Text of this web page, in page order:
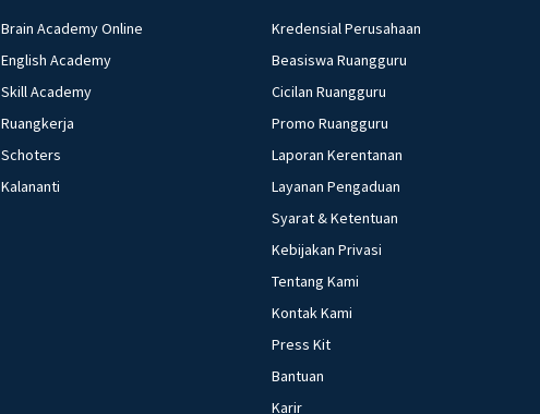
Brain Academy Online
English Academy
Skill Academy
Ruangkerja
Schoters
Kalananti
Kredensial Perusahaan
Beasiswa Ruangguru
Cicilan Ruangguru
Promo Ruangguru
Laporan Kerentanan
Layanan Pengaduan
Syarat & Ketentuan
Kebijakan Privasi
Tentang Kami
Kontak Kami
Press Kit
Bantuan
Karir